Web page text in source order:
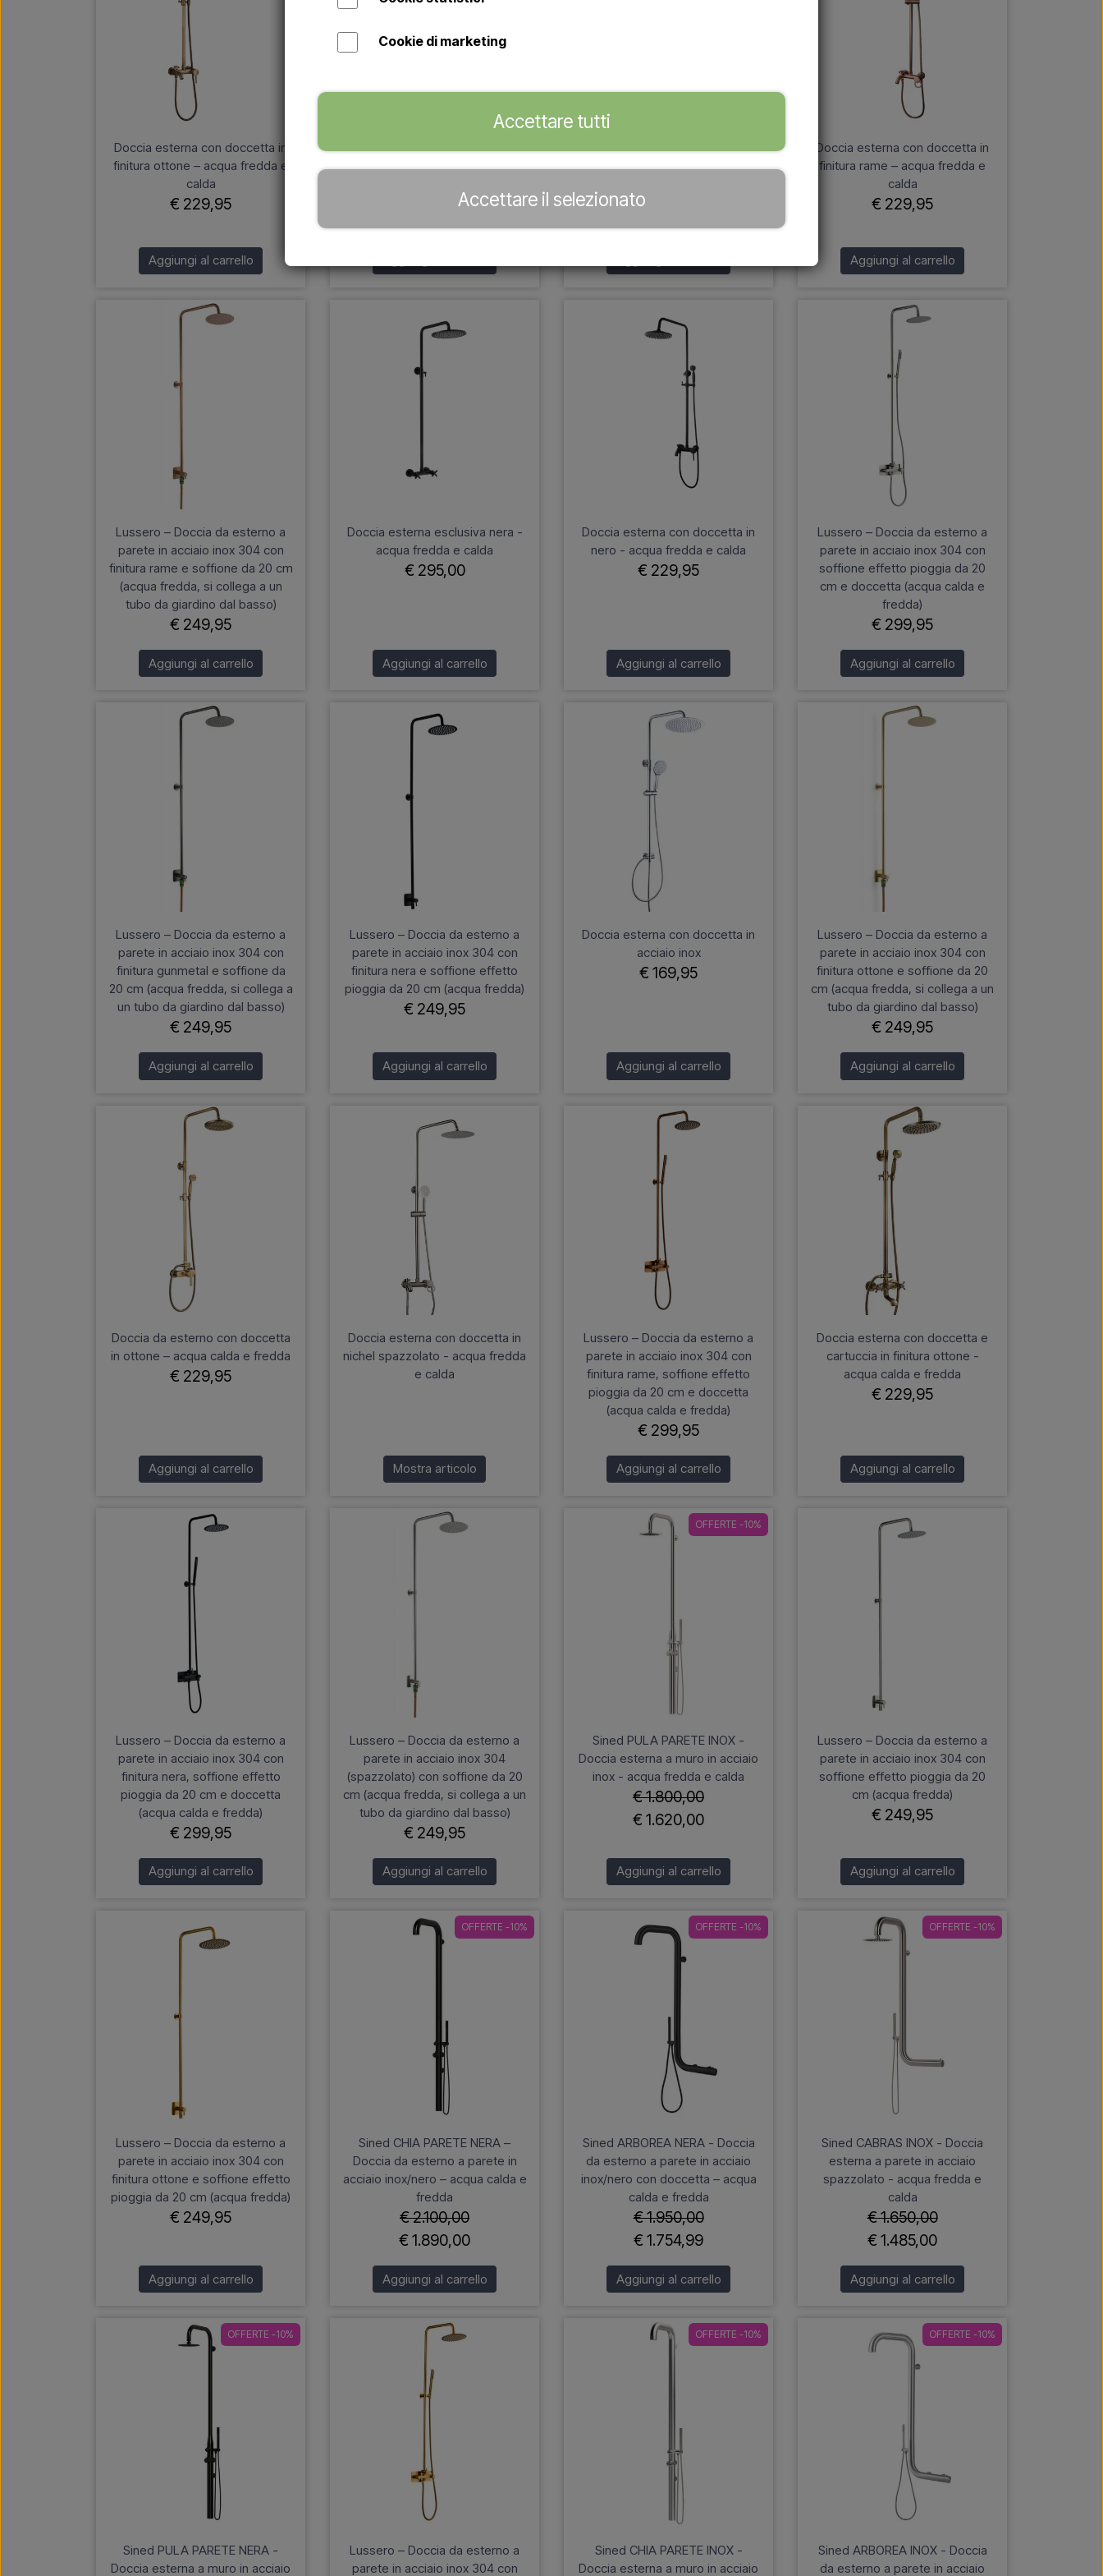
Doccia esterna con doccetta in
finitura ottone – acqua fredda e
calda
€ 229,95
Aggiungi al carrello
in acciaio inox/nero
parete in acciaio inox 304 con
pioggia da 20 cm (acqua fredda)
Doccia esterna con doccetta in
finitura rame – acqua fredda e
calda
€ 229,95
Aggiungi al carrello
Lussero – Doccia da esterno a
parete in acciaio inox 304 con
finitura rame e soffione da 20 cm
(acqua fredda, si collega a un
tubo da giardino dal basso)
€ 249,95
Aggiungi al carrello
Doccia esterna esclusiva nera -
acqua fredda e calda
€ 295,00
Aggiungi al carrello
Doccia esterna con doccetta in
nero - acqua fredda e calda
€ 229,95
Aggiungi al carrello
Lussero – Doccia da esterno a
parete in acciaio inox 304 con
soffione effetto pioggia da 20
cm e doccetta (acqua calda e
fredda)
€ 299,95
Aggiungi al carrello
Lussero – Doccia da esterno a
parete in acciaio inox 304 con
finitura gunmetal e soffione da
20 cm (acqua fredda, si collega a
un tubo da giardino dal basso)
€ 249,95
Aggiungi al carrello
Lussero – Doccia da esterno a
parete in acciaio inox 304 con
finitura nera e soffione effetto
pioggia da 20 cm (acqua fredda)
€ 249,95
Aggiungi al carrello
Doccia esterna con doccetta in
acciaio inox
€ 169,95
Aggiungi al carrello
Lussero – Doccia da esterno a
parete in acciaio inox 304 con
finitura ottone e soffione da 20
cm (acqua fredda, si collega a un
tubo da giardino dal basso)
€ 249,95
Aggiungi al carrello
Doccia da esterno con doccetta
in ottone – acqua calda e fredda
€ 229,95
Aggiungi al carrello
Doccia esterna con doccetta in
nichel spazzolato - acqua fredda
e calda
Mostra articolo
Lussero – Doccia da esterno a
parete in acciaio inox 304 con
finitura rame, soffione effetto
pioggia da 20 cm e doccetta
(acqua calda e fredda)
€ 299,95
Aggiungi al carrello
Doccia esterna con doccetta e
cartuccia in finitura ottone -
acqua calda e fredda
€ 229,95
Aggiungi al carrello
Lussero – Doccia da esterno a
parete in acciaio inox 304 con
finitura nera, soffione effetto
pioggia da 20 cm e doccetta
(acqua calda e fredda)
€ 299,95
Aggiungi al carrello
Lussero – Doccia da esterno a
parete in acciaio inox 304
(spazzolato) con soffione da 20
cm (acqua fredda, si collega a un
tubo da giardino dal basso)
€ 249,95
Aggiungi al carrello
OFFERTE -10%
Sined PULA PARETE INOX -
Doccia esterna a muro in acciaio
inox - acqua fredda e calda
€ 1.800,00
€ 1.620,00
Aggiungi al carrello
Lussero – Doccia da esterno a
parete in acciaio inox 304 con
soffione effetto pioggia da 20
cm (acqua fredda)
€ 249,95
Aggiungi al carrello
Lussero – Doccia da esterno a
parete in acciaio inox 304 con
finitura ottone e soffione effetto
pioggia da 20 cm (acqua fredda)
€ 249,95
Aggiungi al carrello
OFFERTE -10%
Sined CHIA PARETE NERA –
Doccia da esterno a parete in
acciaio inox/nero – acqua calda e
fredda
€ 2.100,00
€ 1.890,00
Aggiungi al carrello
OFFERTE -10%
Sined ARBOREA NERA - Doccia
da esterno a parete in acciaio
inox/nero con doccetta – acqua
calda e fredda
€ 1.950,00
€ 1.754,99
Aggiungi al carrello
OFFERTE -10%
Sined CABRAS INOX - Doccia
esterna a parete in acciaio
spazzolato - acqua fredda e
calda
€ 1.650,00
€ 1.485,00
Aggiungi al carrello
OFFERTE -10%
Sined PULA PARETE NERA -
Doccia esterna a muro in acciaio
Lussero – Doccia da esterno a
parete in acciaio inox 304 con
OFFERTE -10%
Sined CHIA PARETE INOX -
Doccia esterna a muro in acciaio
OFFERTE -10%
Sined ARBOREA INOX - Doccia
da esterno a parete in acciaio
Cookie di marketing
Accettare tutti
Accettare il selezionato